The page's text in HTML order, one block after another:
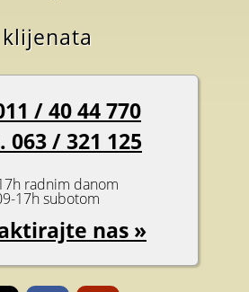
/ 40 44 770
063 / 321 125
radnim danom
17h subotom
nas »